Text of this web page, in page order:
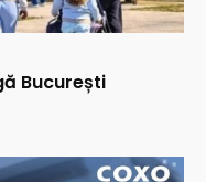
București